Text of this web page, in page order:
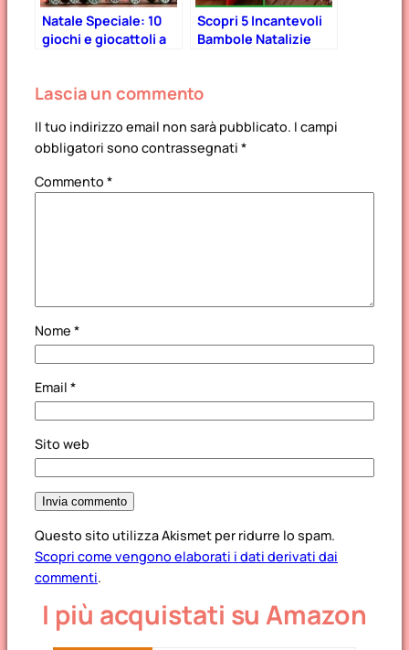
Natale Speciale: 10
giochi e giocattoli a
Scopri 5 Incantevoli
Bambole Natalizie
Perfetto!
Lascia un commento
Il tuo indirizzo email non sarà pubblicato. I campi
obbligatori sono contrassegnati *
Commento *
Nome *
Email *
Sito web
Questo sito utilizza Akismet per ridurre lo spam.
Scopri come vengono elaborati i dati derivati dai
commenti.
I più acquistati su Amazon